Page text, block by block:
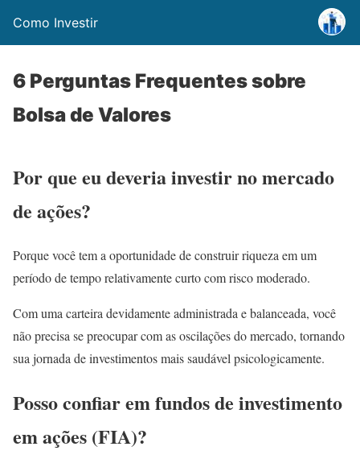
Como Investir
6 Perguntas Frequentes sobre
Bolsa de Valores
Por que eu deveria investir no mercado
de ações?
Porque você tem a oportunidade de construir riqueza em um
período de tempo relativamente curto com risco moderado.
Com uma carteira devidamente administrada e balanceada, você
não precisa se preocupar com as oscilações do mercado, tornando
sua jornada de investimentos mais saudável psicologicamente.
Posso confiar em fundos de investimento
em ações (FIA)?